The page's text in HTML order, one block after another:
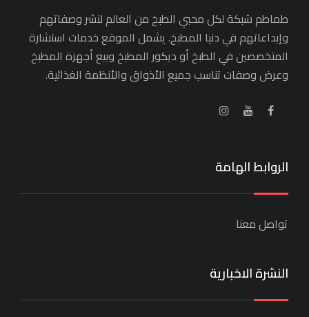
طماطم شبكة لكل محبي الطبخ من العالم لنشر وصفاتهم
وإبداعاتهم في دنيا المطبخ. يشمل الموقع خدمات استشارة
المتخصصين في الطبخ أو ديكور المطبخ وبيع أجهزة المطبخ
وعرض وصفات تناسب جميع الأذواق والأنظمة الغذائية.
الروابط الهامة
تواصل معنا
النشرة الاخبارية